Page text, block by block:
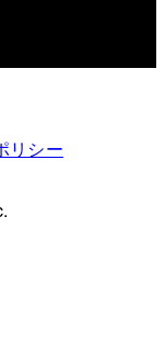
リシー